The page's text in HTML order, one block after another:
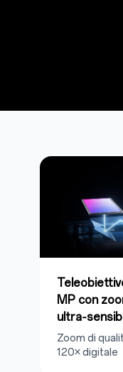
MP con
Zoom di
120× digitale